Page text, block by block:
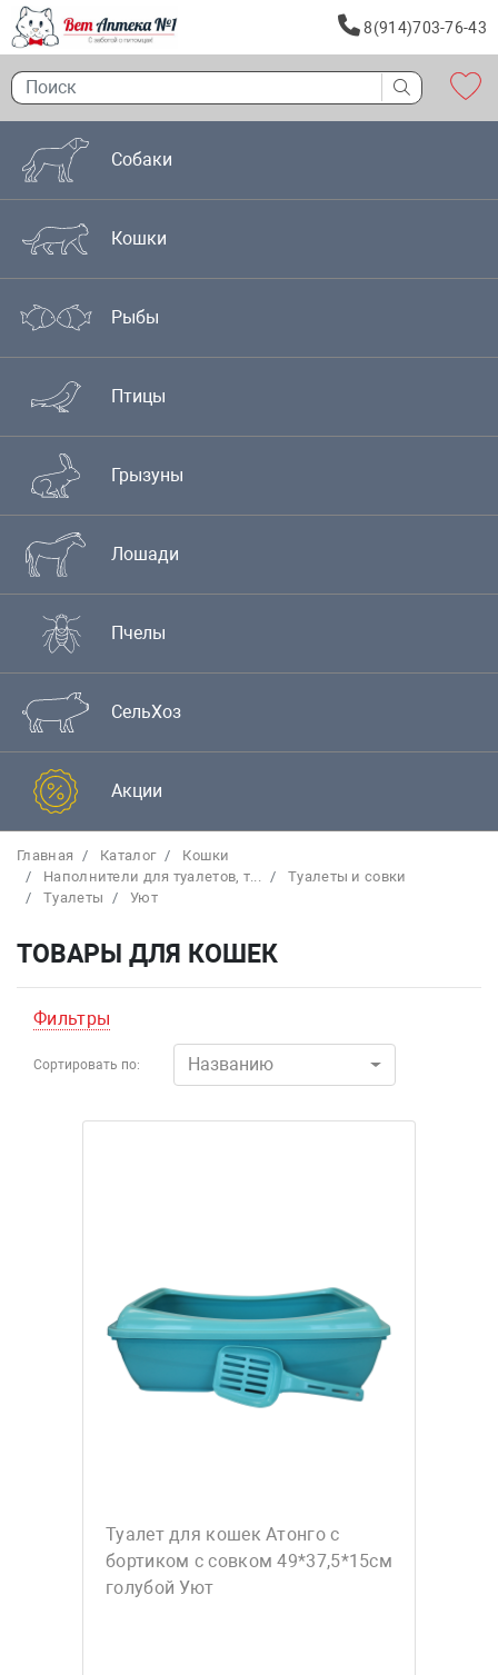
8(914)703-76-43
Собаки
Кошки
Рыбы
Птицы
Грызуны
Лошади
Пчелы
СельХоз
Акции
Главная Каталог
Кошки
Наполнители для туалетов, т...
Туалеты и совки
Туалеты
Уют
ТОВАРЫ ДЛЯ КОШЕК
Фильтры
Сортировать по: Названию
Туалет для кошек Атонго с
бортиком с совком 49*37,5*15см
голубой Уют